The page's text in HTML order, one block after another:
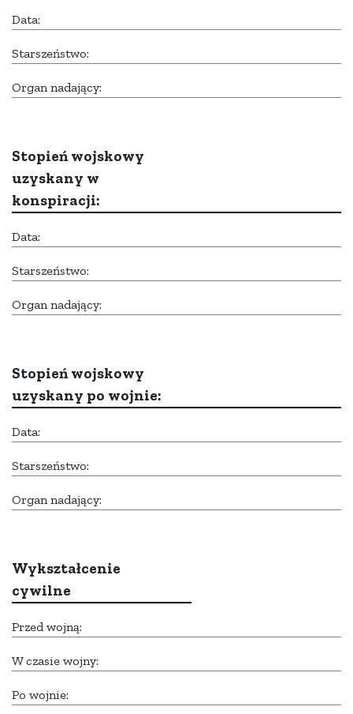
Data:
Starszeństwo:
Organ nadający:
Stopień wojskowy
uzyskany w
konspiracji:
Data:
Starszeństwo:
Organ nadający:
Stopień wojskowy
uzyskany po wojnie:
Data:
Starszeństwo:
Organ nadający:
Wykształcenie
cywilne
Przed wojną:
W czasie wojny:
Po wojnie: